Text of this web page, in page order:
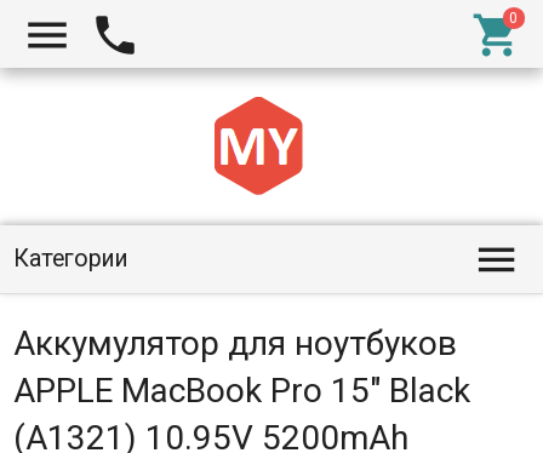
  
Категории 
Аккумулятор для ноутбуков
APPLE MacBook Pro 15" Black
(A1321) 10.95V 5200mAh